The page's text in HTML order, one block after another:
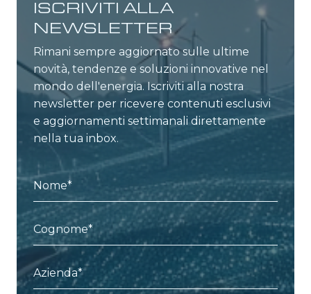
ISCRIVITI ALLA
NEWSLETTER
Rimani sempre aggiornato sulle ultime
novità, tendenze e soluzioni innovative nel
mondo dell'energia. Iscriviti alla nostra
newsletter per ricevere contenuti esclusivi
e aggiornamenti settimanali direttamente
nella tua inbox.